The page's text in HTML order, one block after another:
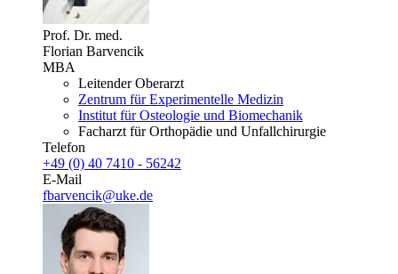
Prof. Dr. med.
Florian Barvencik
MBA
Leitender Oberarzt
Zentrum für Experimentelle Medizin
Institut für Osteologie und Biomechanik
Facharzt für Orthopädie und Unfallchirurgie
Telefon
+49 (0) 40 7410 - 56242
E-Mail
fbarvencik@uke.de